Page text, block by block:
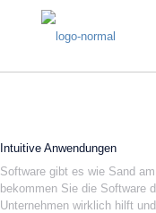
Intuitive Anwendungen
Software gibt es wie Sand
bekommen Sie die Software
Unternehmen wirklich hilft